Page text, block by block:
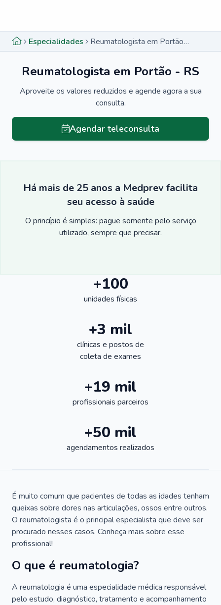
Especialidades Reumatologista em Portão - RS
Reumatologista em Portão - RS
Aproveite os valores reduzidos e agende agora a sua
consulta.
Agendar teleconsulta
Há mais de 25 anos a Medprev facilita
seu acesso à saúde
O princípio é simples: pague somente pelo serviço
utilizado, sempre que precisar.
+100
unidades físicas
+3 mil
clínicas e postos de
coleta de exames
+19 mil
profissionais parceiros
+50 mil
agendamentos realizados
É muito comum que pacientes de todas as idades tenham
queixas sobre dores nas articulações, ossos entre outros.
O reumatologista é o principal especialista que deve ser
procurado nesses casos. Conheça mais sobre esse
profissional!
O que é reumatologia?
A reumatologia é uma especialidade médica responsável
pelo estudo, diagnóstico, tratamento e acompanhamento